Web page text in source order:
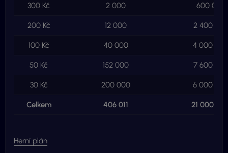
300 Kč 2 000 600 000
200 Kč 12 000 2 400
100 Kč 40 000 4 000
50 Kč 152 000 7 600
30 Kč 200 000 6 000
Celkem 406 011 21 000
Herní plán